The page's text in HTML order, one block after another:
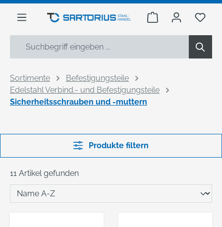
springen
Warenkorb Du
Sortimente
Befestigungsteile
Edelstahl Verbind.- und Befestigungsteile
Sicherheitsschrauben und -muttern
Produkte filtern
11 Artikel gefunden